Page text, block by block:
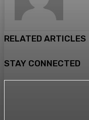
RELATED ARTICLES
STAY CONNECTED